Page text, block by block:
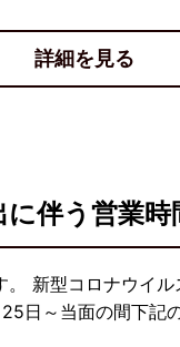
詳細を見る
伴う営業
新型コロナウイ
日～当面の間下記